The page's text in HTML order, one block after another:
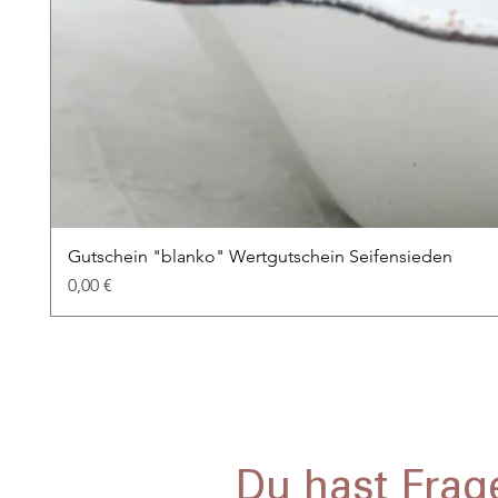
Gutschein "blanko" Wertgutschein Seifensieden
Preis
0,00 €